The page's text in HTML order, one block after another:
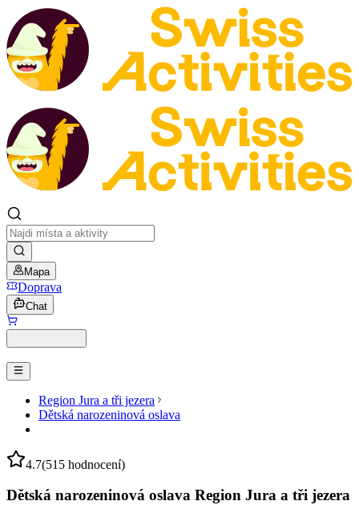
Mapa
Doprava
Chat
Region Jura a tři jezera
Dětská narozeninová oslava
4.7(515 hodnocení)
Dětská narozeninová oslava Region Jura a tři jezera